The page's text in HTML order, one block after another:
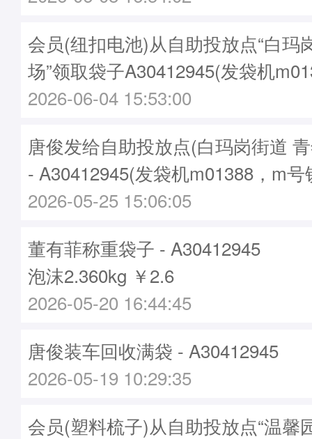
会员(纽扣电池)从自助投放点“白玛
场”领取袋子A30412945(发袋机
2026-06-04 15:53:00
唐俊发给自助投放点(白玛岗街道
- A30412945(发袋机m01388，m号
2026-05-25 15:06:05
董有菲称重袋子 - A30412945
泡沫2.360kg ￥2.6
2026-05-20 16:44:45
唐俊装车回收满袋 - A30412945
2026-05-19 10:29:35
会员(塑料梳子)从自助投放点“温馨